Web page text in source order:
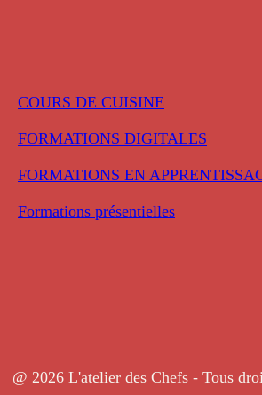
COURS DE CUISINE
FORMATIONS DIGITALES
FORMATIONS EN
Formations présentielles
@ 2026 L'atelier des Chefs - Tous